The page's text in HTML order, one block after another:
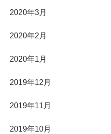
2020年3月
2020年2月
2020年1月
2019年12月
2019年11月
2019年10月